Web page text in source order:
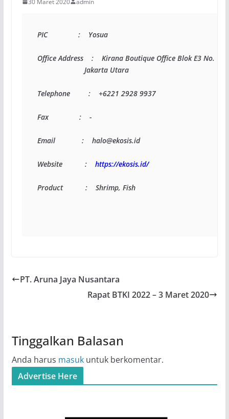
PIC               :    Yosua
Office Address    :    Kirana Boutique Office Blok E3 No. 7
Jakarta Utara
Telephone         :    +6221 2928 9937
Fax               :    -
Email             :    halo@ekosis.id
Website           : https://ekosis.id/
Product           :    Shrimp, Fish
PT. Aruna Jaya Nusantara
Rapat BTKI 2022 – 3 Maret 2020
Tinggalkan Balasan
Anda harus masukuntuk berkomentar.
Advertise Here